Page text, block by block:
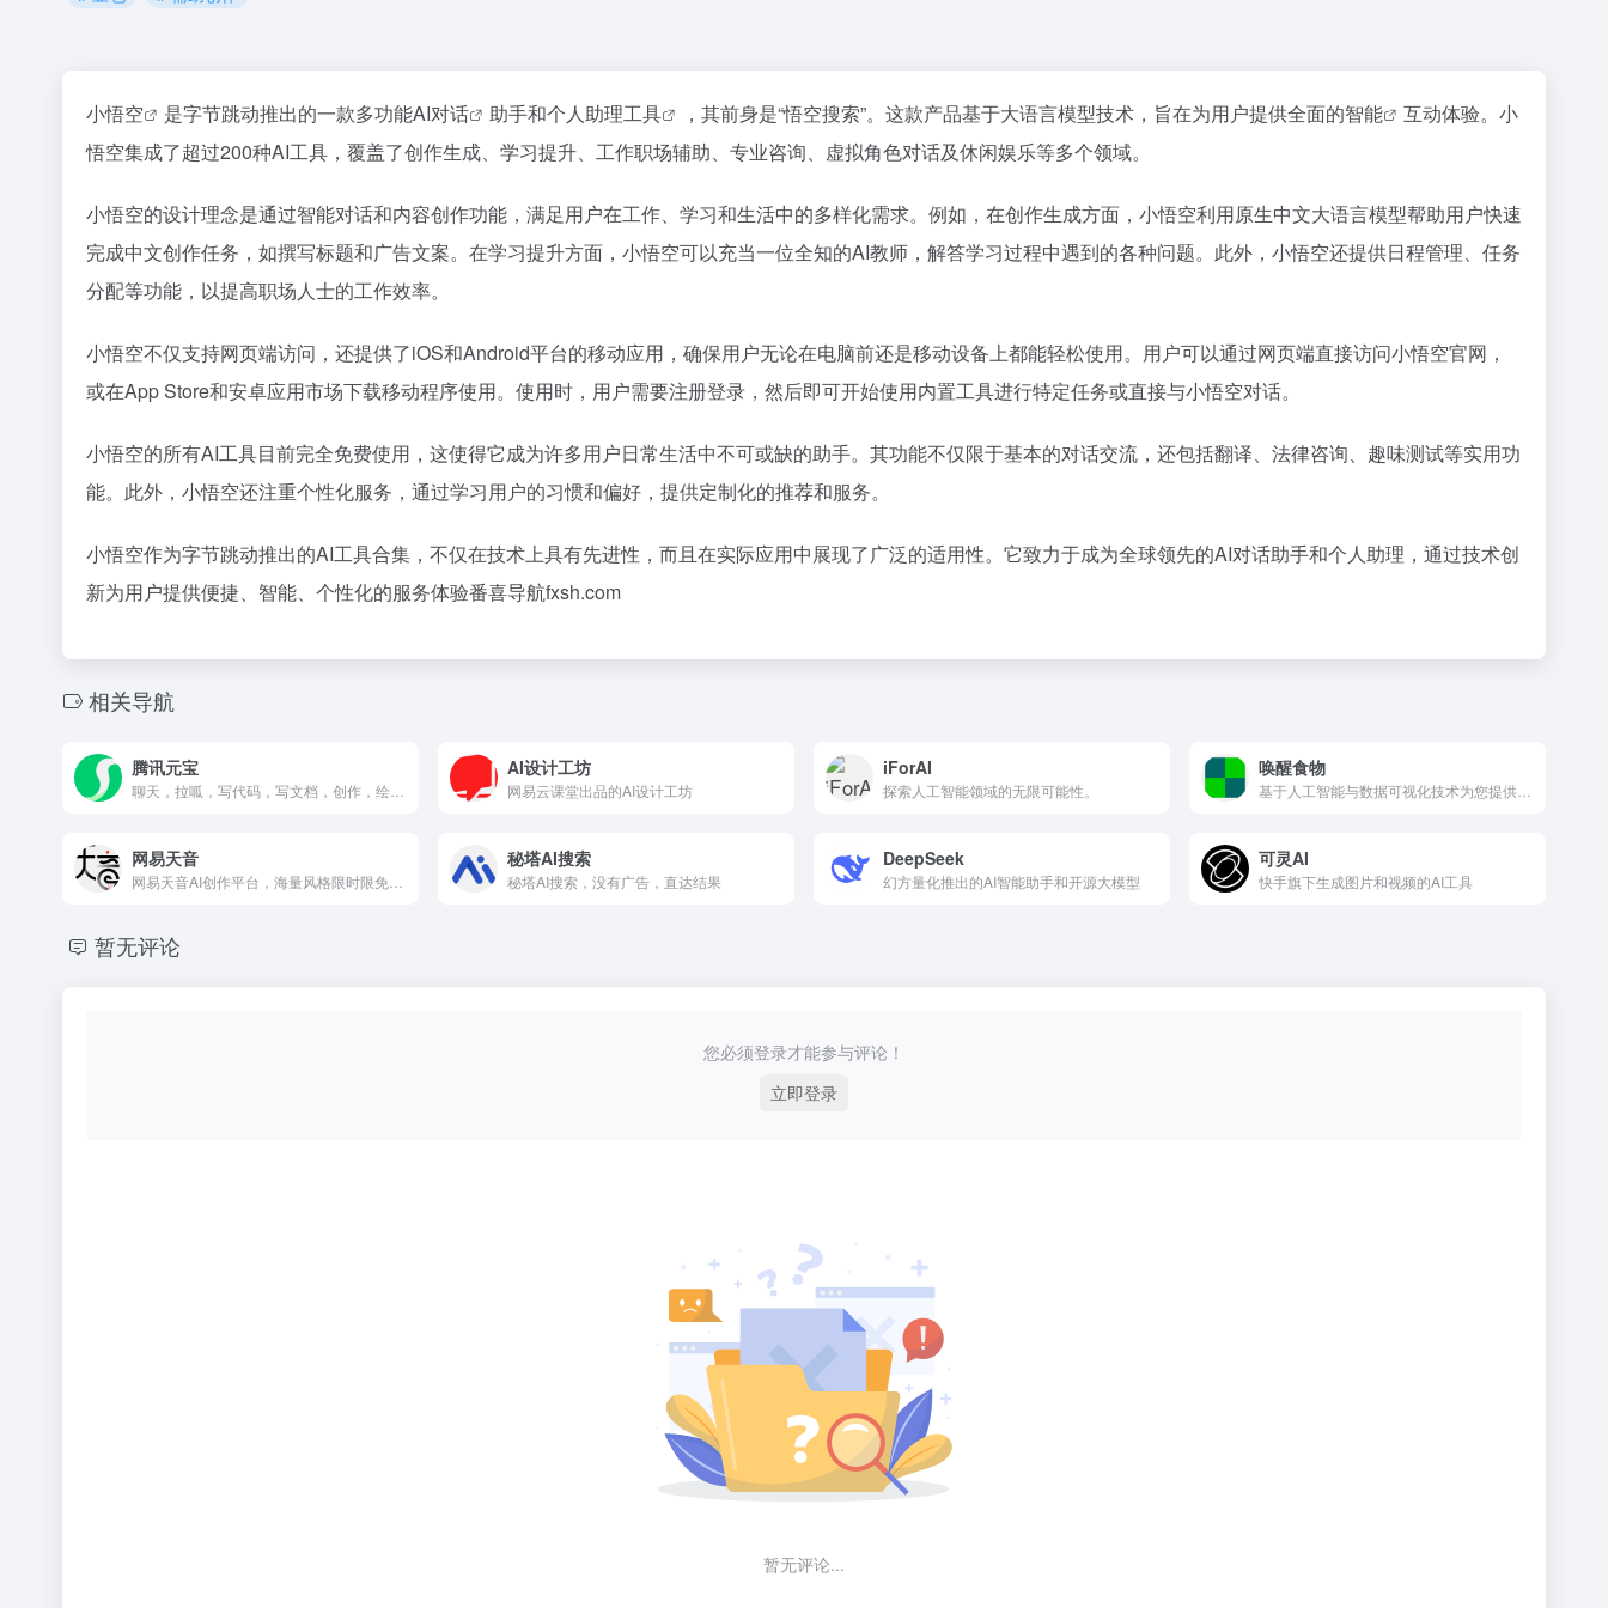
小悟空 是字节跳动推出的一款多功能AI对话 助手和个人助理工具 ，其前身是“悟空搜索”。这款产品基于大语言模型技术，旨在为用户提供全面的智能
互动体验。小
悟空集成了超过200种AI工具，覆盖了创作生成、学习提升、工作职场辅助、专业咨询、虚拟角色对话及休闲娱乐等多个领域。
小悟空的设计理念是通过智能对话和内容创作功能，满足用户在工作、学习和生活中的多样化需求。例如，在创作生成方面，小悟空利用原生中文大语言模型帮助用户快速
完成中文创作任务，如撰写标题和广告文案。在学习提升方面，小悟空可以充当一位全知的AI教师，解答学习过程中遇到的各种问题。此外，小悟空还提供日程管理、任务
分配等功能，以提高职场人士的工作效率。
小悟空不仅支持网页端访问，还提供了iOS和Android平台的移动应用，确保用户无论在电脑前还是移动设备上都能轻松使用。用户可以通过网页端直接访问小悟空官网，
或在App Store和安卓应用市场下载移动程序使用。使用时，用户需要注册登录，然后即可开始使用内置工具进行特定任务或直接与小悟空对话。
小悟空的所有AI工具目前完全免费使用，这使得它成为许多用户日常生活中不可或缺的助手。其功能不仅限于基本的对话交流，还包括翻译、法律咨询、趣味测试等实用功
能。此外，小悟空还注重个性化服务，通过学习用户的习惯和偏好，提供定制化的推荐和服务。
小悟空作为字节跳动推出的AI工具合集，不仅在技术上具有先进性，而且在实际应用中展现了广泛的适用性。它致力于成为全球领先的AI对话助手和个人助理，通过技术创
新为用户提供便捷、智能、个性化的服务体验番喜导航fxsh.com
相关导航
腾讯元宝 AI设计工坊
网易云课堂出品的AI设计工坊
iForAI
探索人工智能领域的无限可能性。
唤醒食物
网易天音 秘塔AI搜索
秘塔AI搜索，没有广告，直达结果
DeepSeek
幻方量化推出的AI智能助手和开源大模型
可灵AI
快手旗下生成图片和视频的AI工具
暂无评论
您必须登录才能参与评论！
立即登录
暂无评论...